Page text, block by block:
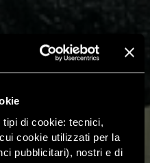
di cookie: tecnici,
cookie utilizzati per la
pubblicitari), nostri e di